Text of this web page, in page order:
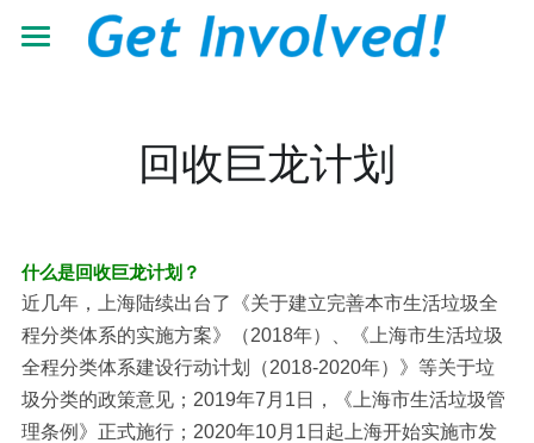
了解根与芽
共建伙伴
加入我们
可持续发展教育
有机生态教育
低碳节能倡导
青年力量
志愿者+
学校小组
资源中心
机构年报
搜索
回收巨龙计划
什么是回收巨龙计划？
近几年，上海陆续出台了《关于建立完善本市生活垃圾全
程分类体系的实施方案》（2018年）、《上海市生活垃圾
全程分类体系建设行动计划（2018-2020年）》等关于垃
圾分类的政策意见；2019年7月1日，《上海市生活垃圾管
理条例》正式施行；2020年10月1日起上海开始实施市发